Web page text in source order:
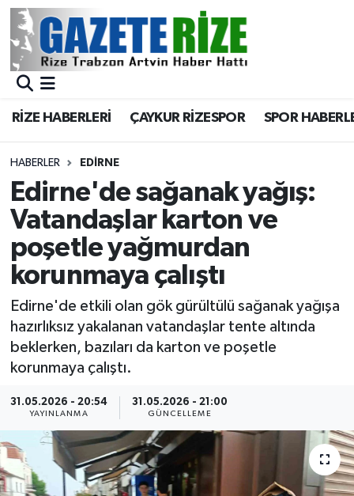
RİZE HABERLERİ ÇAYKUR RİZESPOR SPOR
HABERLER EDIRNE
Edirne'de sağanak yağış:
Vatandaşlar karton ve
poşetle yağmurdan
korunmaya çalıştı
Edirne'de etkili olan gök gürültülü sağanak yağışa
hazırlıksız yakalanan vatandaşlar tente altında
beklerken, bazıları da karton ve poşetle
korunmaya çalıştı.
31.05.2026 - 20:54
YAYINLANMA
31.05.2026 - 21:00
GÜNCELLEME
BÖLGEMİZ
Asayiş
Rize Jandarma Komutanlığı
Bilim Teknoloji
Bölge
Advertising news
Canlı Maç
Dış Haberler
Dünya
Merkez Nöbetçi Eczaneler
Merkez Trafik Yoğunluk Haritası
Süper Lig Puan Durumu ve Fikstür
Tüm Manşetler
Son Dakika Haberleri
Haber Arşivi